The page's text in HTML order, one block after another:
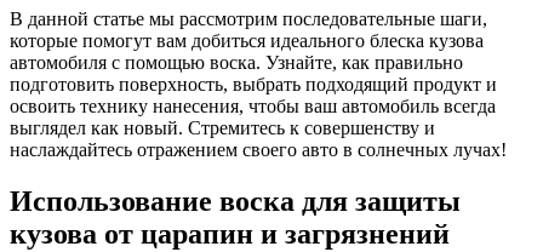
В данной статье мы рассмотрим последовательные шаги,
которые помогут вам добиться идеального блеска кузова
автомобиля с помощью воска. Узнайте, как правильно
подготовить поверхность, выбрать подходящий продукт и
освоить технику нанесения, чтобы ваш автомобиль всегда
выглядел как новый. Стремитесь к совершенству и
наслаждайтесь отражением своего авто в солнечных лучах!
Использование воска для защиты
кузова от царапин и загрязнений